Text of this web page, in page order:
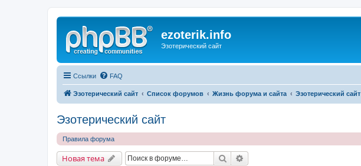
ezoterik.info
Эзотерический сайт
Ссылки FAQ
Эзотерический сайт Список форумов Жизнь форума и сайта Эзотерический сайт
Эзотерический сайт
Правила форума
Новая тема Поиск